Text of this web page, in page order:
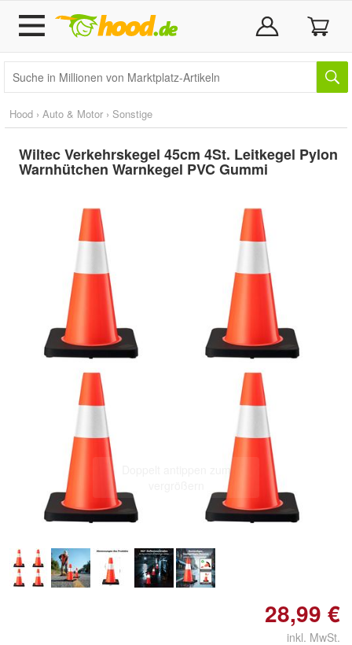
Hood › Auto & Motor › Sonstige
Wiltec Verkehrskegel 45cm 4St. Leitkegel Pylon
Warnhütchen Warnkegel PVC Gummi
Doppelt antippen zum
28,99 €
inkl. MwSt.